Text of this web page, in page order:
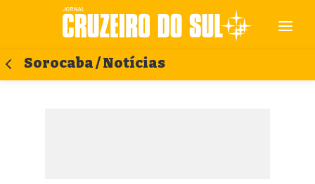
Sorocaba / Notícias